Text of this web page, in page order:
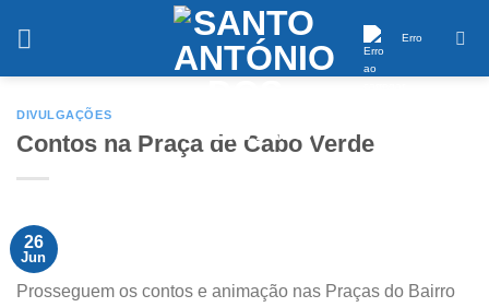
Erro
DIVULGAÇÕES
Contos na Praça de Cabo Verde
26
Jun
Prosseguem os contos e animação nas Praças do Bairro